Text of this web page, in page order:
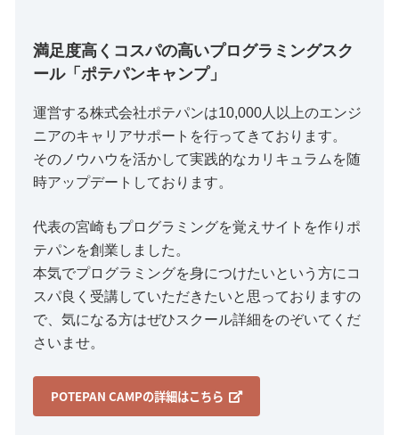
満足度高くコスパの高いプログラミングスク
ール「ポテパンキャンプ」
運営する株式会社ポテパンは10,000人以上のエンジ
ニアのキャリアサポートを行ってきております。
そのノウハウを活かして実践的なカリキュラムを随
時アップデートしております。
代表の宮崎もプログラミングを覚えサイトを作りポ
テパンを創業しました。
本気でプログラミングを身につけたいという方にコ
スパ良く受講していただきたいと思っておりますの
で、気になる方はぜひスクール詳細をのぞいてくだ
さいませ。
POTEPAN CAMPの詳細はこちら